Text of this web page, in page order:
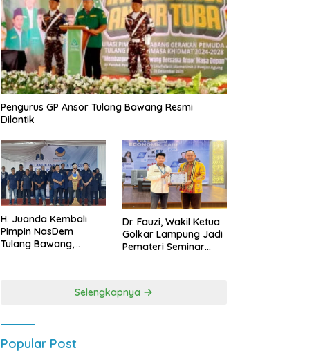
Pengurus GP Ansor Tulang Bawang Resmi
Dilantik
H. Juanda Kembali
Pimpin NasDem
Tulang Bawang,
Dr. Fauzi, Wakil Ketua
Golkar Lampung Jadi
Pemateri Seminar
Kebangsaan
Selengkapnya
Popular Post